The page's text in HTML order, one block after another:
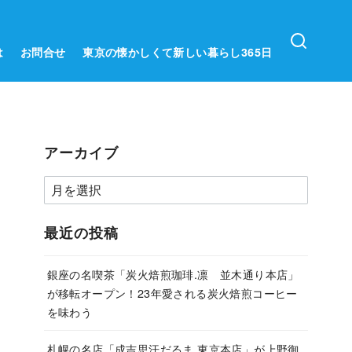
お問合せ 東京の懐かしくて新しい暮らし365日
アーカイブ
ア
ー
カ
ブ
最近の投稿
銀座の名喫茶「炭火焙煎珈琲.凛 並木通り本店」
が移転オープン！23年愛される炭火焙煎コーヒー
を味わう
札幌の名店「成吉思汗だるま 東京本店」が上野御